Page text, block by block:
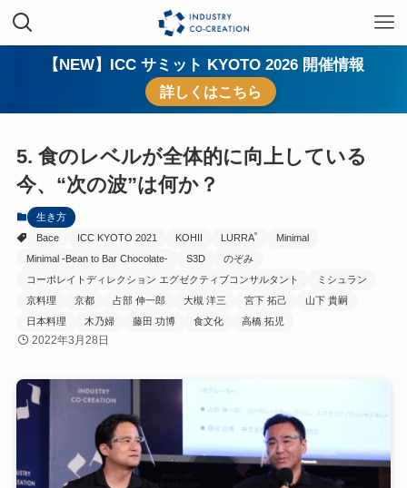
【NEW】ICC サミット KYOTO 2026 開催情報
詳しくはこちら
5. 食のレベルが全体的に向上している
今、“次の波”は何か？
生き方
Bace
ICC KYOTO 2021 KOHII LURRA˚
Minimal
Minimal -Bean to Bar Chocolate-
S3D
のぞみ
コーポレイトディレクション エグゼクティブコンサルタント
ミシュラン
京料理
京都 占部 伸一郎 大槻 洋三 宮下 拓己
山下 貴嗣
日本料理
木乃婦 藤田 功博 食文化 高橋 拓児
2022年3月28日